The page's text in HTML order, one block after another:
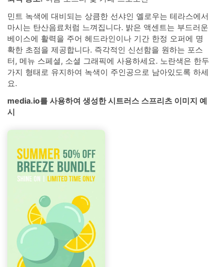
민트 녹색에 대비되는 상큼한 선샤인 옐로우는 테라스에서
마시는 탄산음료처럼 느껴집니다. 밝은 액센트는 부드러운
베이스에 활력을 주어 헤드라인이나 기간 한정 오퍼에 명
확한 초점을 제공합니다. 즉각적인 신선함을 원하는 포스
터, 메뉴 스페셜, 소셜 그래픽에 사용하세요. 노란색은 한두
가지 형태로 유지하여 녹색이 주인공으로 남아있도록 하세
요.
media.io를 사용하여 생성한 시트러스 스프리츠 이미지 예
시